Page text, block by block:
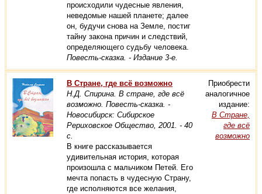
происходили чудесные явления,
неведомые нашей планете; далее
он, будучи снова на Земле, постиг
тайну закона причин и следствий,
определяющего судьбу человека.
Повесть-сказка. - Издание 3-е.
В Стране, где всё возможно
Н.Д. Спирина. В стране, где всё
возможно. Повесть-сказка. -
Новосибирск: Сибирское
Рериховское Общество, 2001. - 40
с.
В книге рассказывается
удивительная история, которая
произошла с мальчиком Петей. Его
мечта попасть в чудесную Страну,
где исполняются все желания,
Приобрести
аналогичное
издание:
В Стране,
где всё
возможно